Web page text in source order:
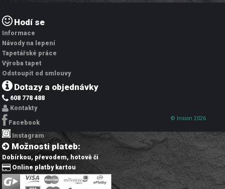
Hodí se
Informace
Návody na lepení
Tapetářské práce
Výroba tapet
Odstoupit od smlouvy
Dotazy a objednávky
608 778 488
Kontakty
Facebook
Instagram
Možnosti plateb:
Dobírkou, převodem, hotově či
Online platby kartou
© Insion 2026